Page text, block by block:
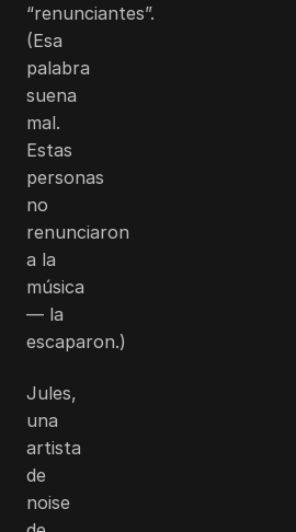
“renunciantes”.
(Esa
palabra
suena
mal.
Estas
personas
no
renunciaron
a la
música
— la
escaparon.)
Jules,
una
artista
de
noise